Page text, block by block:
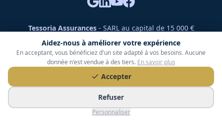
Aidez-nous à améliorer votre expérience
En acceptant, vous bénéficiez d'un site adapté à vos besoins. Aucune
donnée n'est vendue à des tiers. En savoir plus
Accepter
Refuser
Personnaliser
Tessoria Assurances- SARL au capital de 15 000 €
ORIAS n° 25007309 - RCS 990 206 179 - Membre du réseau
360 Courtage
RC Pro : Klarity - Contrat n° CCOUK000785
49 chemin des Gardettes Sine, 06570 Saint-Paul-de-Vence
© Tessoria Assurances. Tous droits réservés.